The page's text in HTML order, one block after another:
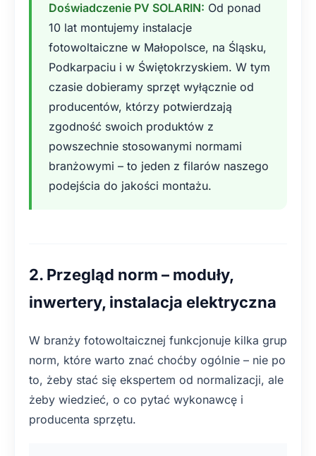
Doświadczenie PV SOLARIN: Od ponad
10 lat montujemy instalacje
fotowoltaiczne w Małopolsce, na Śląsku,
Podkarpaciu i w Świętokrzyskiem. W tym
czasie dobieramy sprzęt wyłącznie od
producentów, którzy potwierdzają
zgodność swoich produktów z
powszechnie stosowanymi normami
branżowymi – to jeden z filarów naszego
podejścia do jakości montażu.
2. Przegląd norm – moduły,
inwertery, instalacja elektryczna
W branży fotowoltaicznej funkcjonuje kilka grup
norm, które warto znać choćby ogólnie – nie po
to, żeby stać się ekspertem od normalizacji, ale
żeby wiedzieć, o co pytać wykonawcę i
producenta sprzętu.